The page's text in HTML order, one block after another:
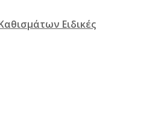
Ειδικές